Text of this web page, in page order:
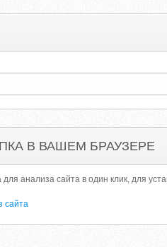
В ВАШЕМ БРАУЗЕРЕ
для анализа сайта в один клик, для
сайта